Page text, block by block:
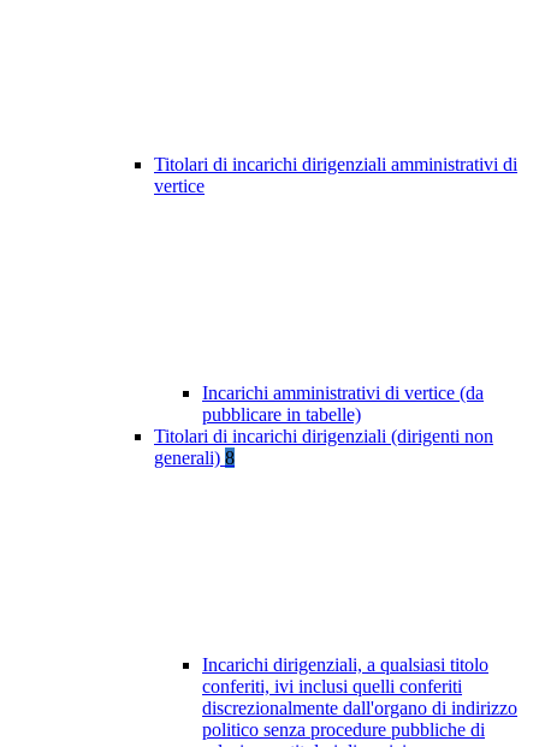
Titolari di incarichi dirigenziali amministrativi di
vertice
Incarichi amministrativi di vertice (da
pubblicare in tabelle)
Titolari di incarichi dirigenziali (dirigenti non
generali) 8
Incarichi dirigenziali, a qualsiasi titolo
conferiti, ivi inclusi quelli conferiti
discrezionalmente dall'organo di indirizzo
politico senza procedure pubbliche di